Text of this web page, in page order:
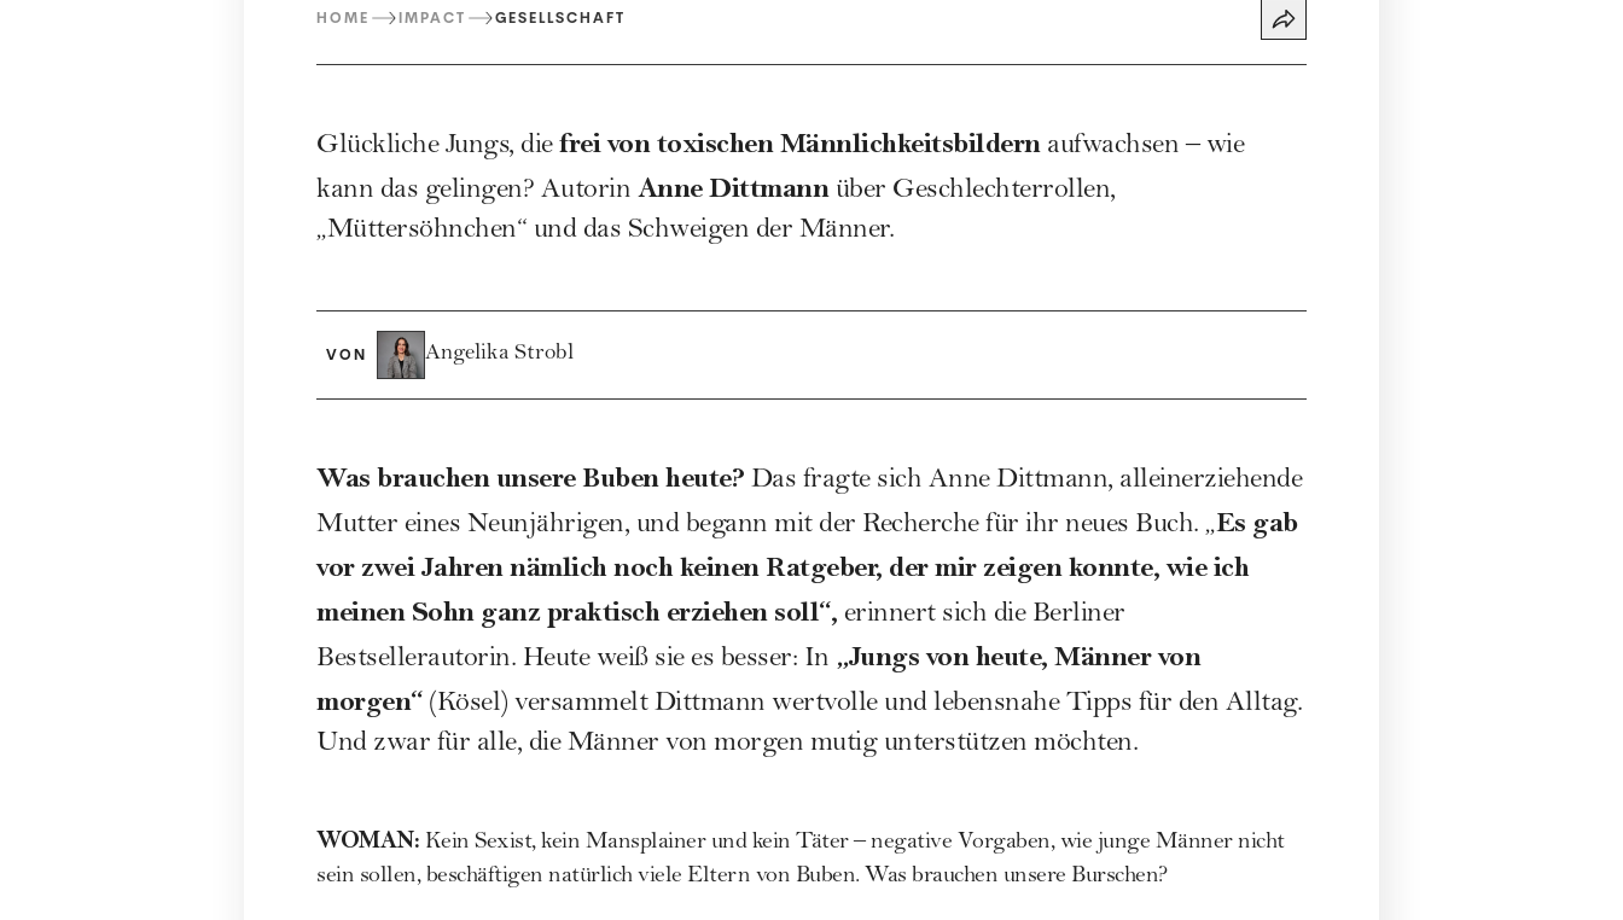
HOME IMPACT GESELLSCHAFT
Glückliche Jungs, die frei von toxischen Männlichkeitsbildernaufwachsen – wie
kann das gelingen? Autorin Anne Dittmannüber Geschlechterrollen,
„Müttersöhnchen“ und das Schweigen der Männer.
VON Angelika Strobl
Was brauchen unsere Buben heute? Das fragte sich Anne Dittmann, alleinerziehende
Mutter eines Neunjährigen, und begann mit der Recherche für ihr neues Buch. „Es gab
vor zwei Jahren nämlich noch keinen Ratgeber, der mir zeigen konnte, wie ich
meinen Sohn ganz praktisch erziehen soll“, erinnert sich die Berliner
Bestsellerautorin. Heute weiß sie es besser: In „Jungs von heute, Männer von
morgen“ (Kösel) versammelt Dittmann wertvolle und lebensnahe Tipps für den Alltag.
Und zwar für alle, die Männer von morgen mutig unterstützen möchten.
WOMAN: Kein Sexist, kein Mansplainer und kein Täter – negative Vorgaben, wie junge Männer nicht
sein sollen, beschäftigen natürlich viele Eltern von Buben. Was brauchen unsere Burschen?